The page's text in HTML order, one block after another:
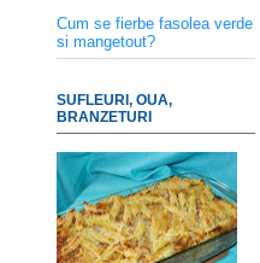
Cum se fierbe fasolea verde
si mangetout?
SUFLEURI, OUA,
BRANZETURI